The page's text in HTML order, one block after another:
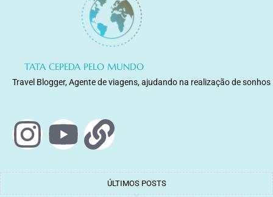
TATA CEPEDA PELO MUNDO
Travel Blogger, Agente de viagens, ajudando na realização de sonhos
ÚLTIMOS POSTS